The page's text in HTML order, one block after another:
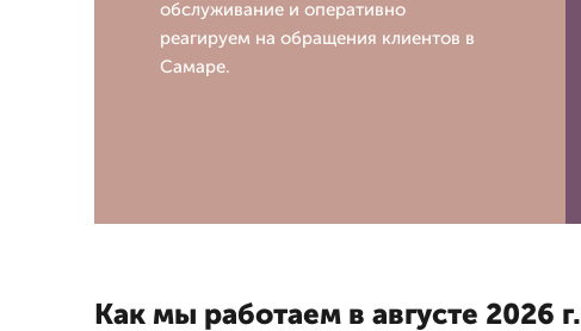
обслуживание и оперативно
реагируем на обращения клиентов в
Самаре.
Как мы работаем в августе 2026 г.